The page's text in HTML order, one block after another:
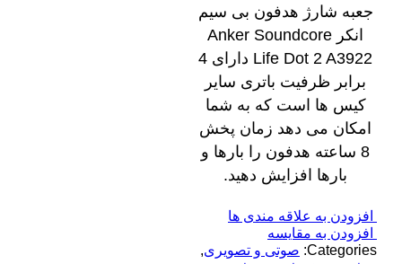
جعبه شارژ هدفون بی سیم
انکر Anker Soundcore
Life Dot 2 A3922 دارای 4
برابر ظرفیت باتری سایر
کیس ها است که به شما
امکان می دهد زمان پخش
8 ساعته هدفون را بارها و
بارها افزایش دهید.
افزودن به علاقه مندی ها
افزودن به مقایسه
Categories: صوتی و تصویری,